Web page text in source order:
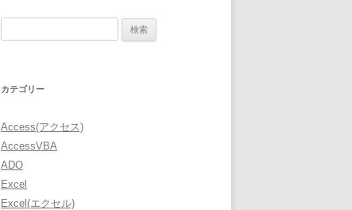
カテゴリー
Access(アクセス)
AccessVBA
ADO
Excel
Excel(エクセル)